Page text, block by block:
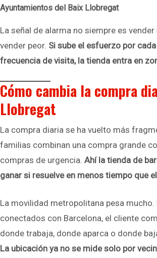
Ayuntamientos del Baix Llobregat
La señal de alarma no siempre es
vender peor. Si sube el esfuerzo por
frecuencia de visita, la tienda entra en
Cómo cambia la compra
Llobregat
La compra diaria se ha vuelto más
familias combinan una compra grande
compras de urgencia. Ahí la tienda de
ganar si resuelve en menos tiempo que
La movilidad metropolitana pesa mucho.
conectados con Barcelona, el cliente
donde trabaja, donde aparca o donde
La ubicación ya no se mide solo por